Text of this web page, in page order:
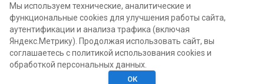
116Б
каталог
Мы используем технические, аналитические и
функциональные cookies для улучшения работы сайта,
аутентификации и анализа трафика (включая
Яндекс.Метрику). Продолжая использовать сайт, вы
соглашаетесь с политикой использования cookies и
обработкой персональных данных.
ОК